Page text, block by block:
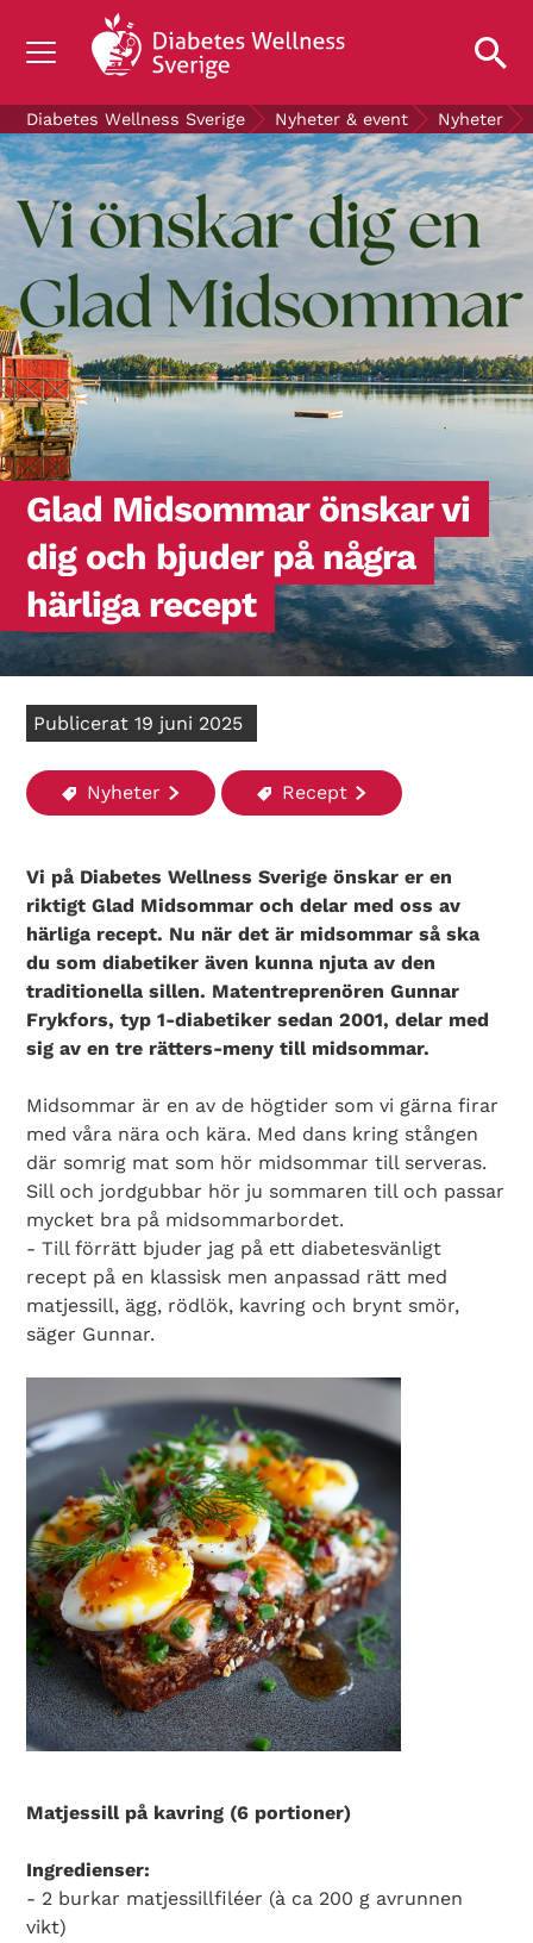
OM DIABETES
STÖD OSS
FORSKNING
NYHETER & EVENT
OM OSS
GRATIS DIABETESPRODUKTER
Blodsockerkollen
Diabetes Wellness Sverige Nyheter & event Nyheter
Glad Midsommar önskar vi
dig och bjuder på några
härliga recept
Publicerat 19 juni 2025
Nyheter Recept
Vi på Diabetes Wellness Sverige önskar er en
riktigt Glad Midsommar och delar med oss av
härliga recept. Nu när det är midsommar så ska
du som diabetiker även kunna njuta av den
traditionella sillen. Matentreprenören Gunnar
Frykfors, typ 1-diabetiker sedan 2001, delar med
sig av en tre rätters-meny till midsommar.
Midsommar är en av de högtider som vi gärna firar
med våra nära och kära. Med dans kring stången
där somrig mat som hör midsommar till serveras.
Sill och jordgubbar hör ju sommaren till och passar
mycket bra på midsommarbordet.
- Till förrätt bjuder jag på ett diabetesvänligt
recept på en klassisk men anpassad rätt med
matjessill, ägg, rödlök, kavring och brynt smör,
säger Gunnar.
Matjessill på kavring (6 portioner)
Ingredienser:
- 2 burkar matjessillfiléer (à ca 200 g avrunnen
vikt)